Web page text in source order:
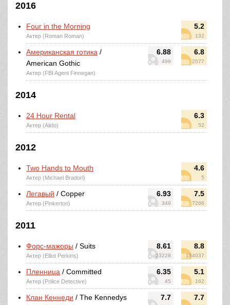
2016
5.2
132
Four in the Morning
Актер (Roman Roman)
6.88
499
6.8
2577
Американская готика /
American Gothic
Актер (FBI Agent Finnegan)
2014
6.3
52
24 Hour Rental
Актер (Alido)
2012
4.6
5
Two Hands to Mouth
Актер (Michael Bradori)
6.93
349
7.5
7266
Легавый / Copper
Актер (Pinkerton)
2011
8.61
23228
8.8
154037
Форс-мажоры / Suits
Актер (Elliot Perkins)
6.35
45
5.1
162
Пленница / Committed
Актер (Police Detective)
7.7 7.7
Клан Кеннеди / The Kennedys